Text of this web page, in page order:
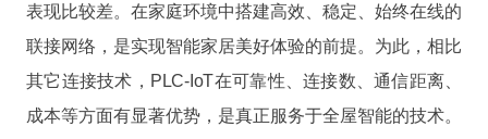
表现比较差。在家庭环境中搭建高效、稳定、始终在线的
联接网络，是实现智能家居美好体验的前提。为此，相比
其它连接技术，PLC-IoT在可靠性、连接数、通信距离、
成本等方面有显著优势，是真正服务于全屋智能的技术。